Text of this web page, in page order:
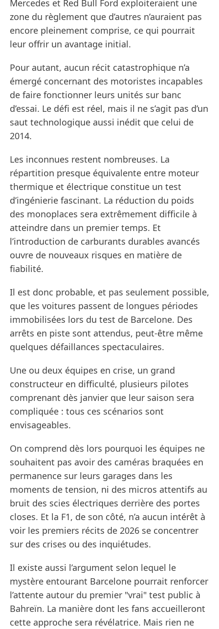
Mercedes et Red Bull Ford exploiteraient une
zone du règlement que d’autres n’auraient pas
encore pleinement comprise, ce qui pourrait
leur offrir un avantage initial.
Pour autant, aucun récit catastrophique n’a
émergé concernant des motoristes incapables
de faire fonctionner leurs unités sur banc
d’essai. Le défi est réel, mais il ne s’agit pas d’un
saut technologique aussi inédit que celui de
2014.
Les inconnues restent nombreuses. La
répartition presque équivalente entre moteur
thermique et électrique constitue un test
d’ingénierie fascinant. La réduction du poids
des monoplaces sera extrêmement difficile à
atteindre dans un premier temps. Et
l’introduction de carburants durables avancés
ouvre de nouveaux risques en matière de
fiabilité.
Il est donc probable, et pas seulement possible,
que les voitures passent de longues périodes
immobilisées lors du test de Barcelone. Des
arrêts en piste sont attendus, peut-être même
quelques défaillances spectaculaires.
Une ou deux équipes en crise, un grand
constructeur en difficulté, plusieurs pilotes
comprenant dès janvier que leur saison sera
compliquée : tous ces scénarios sont
envisageables.
On comprend dès lors pourquoi les équipes ne
souhaitent pas avoir des caméras braquées en
permanence sur leurs garages dans les
moments de tension, ni des micros attentifs au
bruit des scies électriques derrière des portes
closes. Et la F1, de son côté, n’a aucun intérêt à
voir les premiers récits de 2026 se concentrer
sur des crises ou des inquiétudes.
Il existe aussi l’argument selon lequel le
mystère entourant Barcelone pourrait renforcer
l’attente autour du premier "vrai" test public à
Bahreïn. La manière dont les fans accueilleront
cette approche sera révélatrice. Mais rien ne